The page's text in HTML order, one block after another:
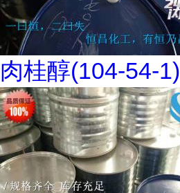
肉桂醇(104-54-1)